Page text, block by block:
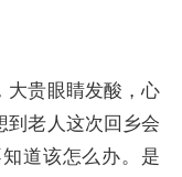
大贵眼睛发酸，心
到老人这次回乡会
道该怎么办。是